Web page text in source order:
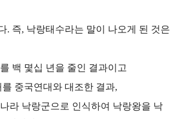
. 즉, 낙랑태수라는 말이 나오게 된 것은
백 몇십 년을 줄인 결과이고
중국연대와 대조한 결과,
라 낙랑군으로 인식하여 낙랑왕을 낙